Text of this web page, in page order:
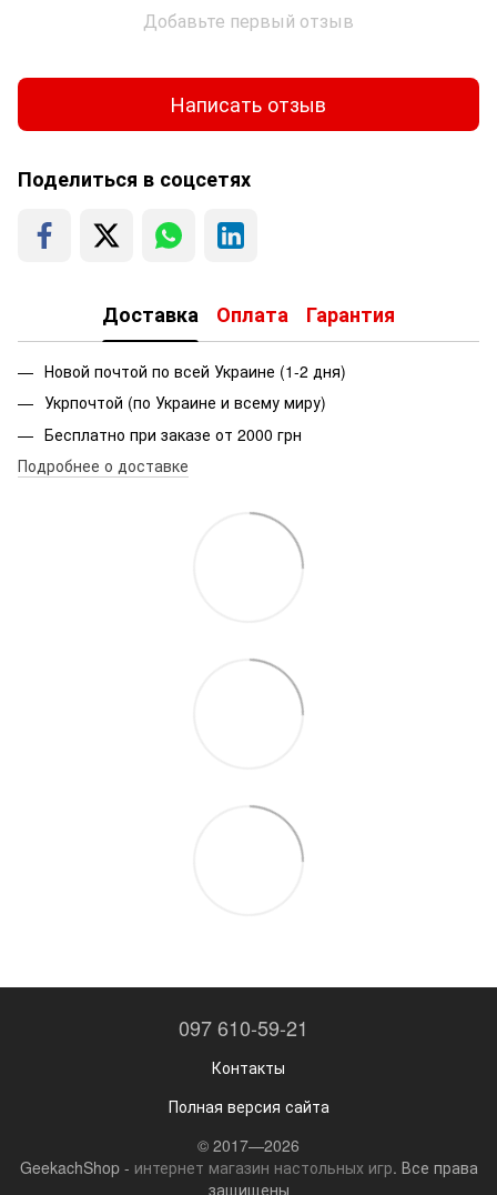
Добавьте первый отзыв
Написать отзыв
Поделиться в соцсетях
Доставка Оплата Гарантия
Новой почтой по всей Украине (1-2 дня)
Укрпочтой (по Украине и всему миру)
Бесплатно при заказе от 2000 грн
Подробнее о доставке
097 610-59-21
Контакты
Полная версия сайта
© 2017—2026
GeekachShop - интернет магазин настольных игр. Все права
защищены